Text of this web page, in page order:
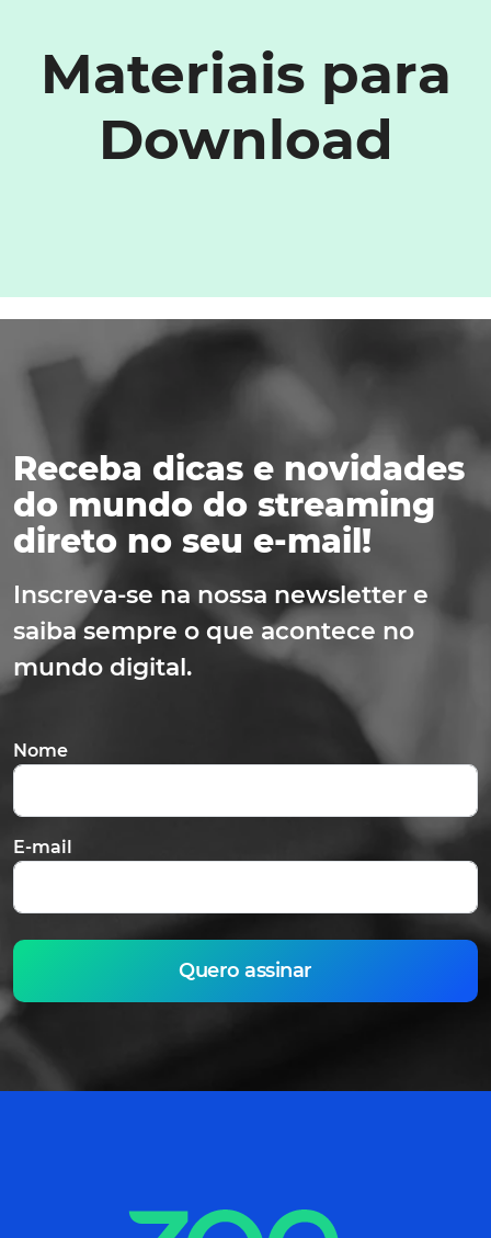
Materiais para
Download
Receba dicas e novidades
do mundo do streaming
direto no seu e-mail!
Inscreva-se na nossa newsletter e
saiba sempre o que acontece no
mundo digital.
Nome
E-mail